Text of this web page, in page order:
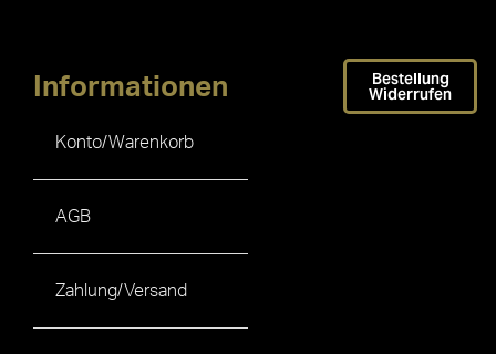
Informationen
Konto/Warenkorb
AGB
Zahlung/Versand
Bestellung
Widerrufen